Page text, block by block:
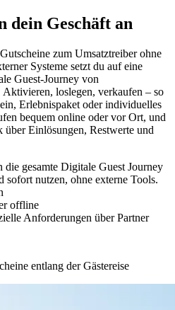
dein Geschäft an
zum Umsatztreiber ohne
Systeme setzt du auf eine
Guest-Journey von
loslegen, verkaufen – so
Erlebnispaket oder individuelles
bequem online oder vor Ort, und
Einlösungen, Restwerte und
gesamte Digitale Guest Journey
sofort nutzen, ohne externe Tools.
offline
Anforderungen über Partner
entlang der Gästereise